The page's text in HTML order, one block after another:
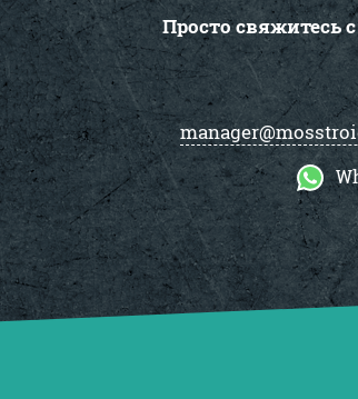
Просто свяжитесь